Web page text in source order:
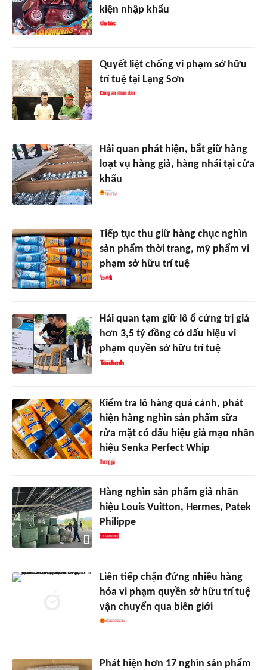
kiện nhập khẩu
Quyết liệt chống vi phạm sở hữu
trí tuệ tại Lạng Sơn
Hải quan phát hiện, bắt giữ hàng
loạt vụ hàng giả, hàng nhái tại cửa
khẩu
Tiếp tục thu giữ hàng chục nghìn
sản phẩm thời trang, mỹ phẩm vi
phạm sở hữu trí tuệ
Hải quan tạm giữ lô ổ cứng trị giá
hơn 3,5 tỷ đồng có dấu hiệu vi
phạm quyền sở hữu trí tuệ
Kiểm tra lô hàng quá cảnh, phát
hiện hàng nghìn sản phẩm sữa
rửa mặt có dấu hiệu giả mạo nhãn
hiệu Senka Perfect Whip
Hàng nghìn sản phẩm giả nhãn
hiệu Louis Vuitton, Hermes, Patek
Philippe
Liên tiếp chặn đứng nhiều hàng
hóa vi phạm quyền sở hữu trí tuệ
vận chuyển qua biên giới
Phát hiện hơn 17 nghìn sản phẩm